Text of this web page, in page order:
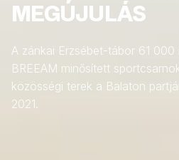
MEGÚJULÁS
A zánkai Erzsébet-tábor 61 000
BREEAM minősített
közösségi terek a Balaton
2021.